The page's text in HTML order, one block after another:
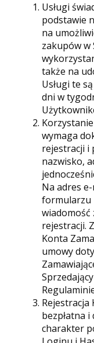
Usługi
podstawie
na
zakupów w
także na
Usługi te
dni w
wymaga
rejestracji i
nazwisko,
Na adres
formularzu
wiadomość
rejestracji.
Konta
umowy
Rejestracja
bezpłatna
charakter